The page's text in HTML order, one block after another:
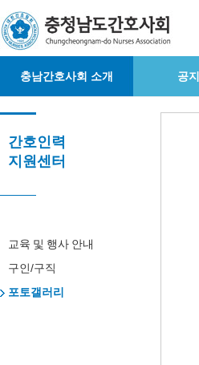
충남간호사회 소개 공
간호인력
지원센터
교육 및 행사 안내
구인/구직
포토갤러리